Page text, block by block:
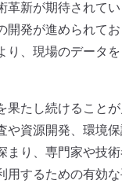
新が期待されて
発が進められて
、現場のデータ
たし続けること
資源開発、環境
り、専門家や技
するための有効